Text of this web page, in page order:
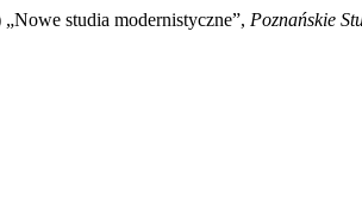
studia modernistyczne”, Poznańskie